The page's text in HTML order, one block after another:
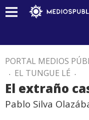
PORTAL MEDIOS
. EL TUNGUE LÉ .
El extraño
Pablo Silva